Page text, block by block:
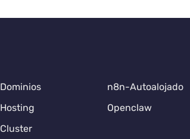
Dominios
Hosting
Cluster
n8n-Autoalojado
Openclaw